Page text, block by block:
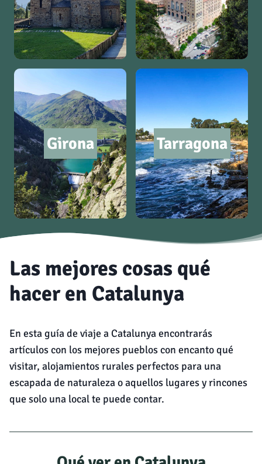
Girona Tarragona
Las mejores cosas qué
hacer en Catalunya
En esta guía de viaje a Catalunya encontrarás
artículos con los mejores pueblos con encanto qué
visitar, alojamientos rurales perfectos para una
escapada de naturaleza o aquellos lugares y rincones
que solo una local te puede contar.